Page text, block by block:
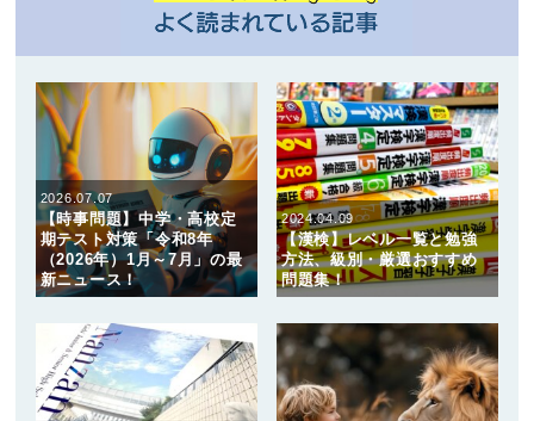
2026.07.07
【時事問題】中学・高校定
期テスト対策「令和8年
（2026年）1月～7月」の最
新ニュース！
2024.04.09
【漢検】レベル一覧と勉強
方法、級別・厳選おすすめ
問題集！